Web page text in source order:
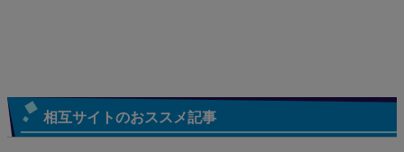
相互サイトのおススメ記事